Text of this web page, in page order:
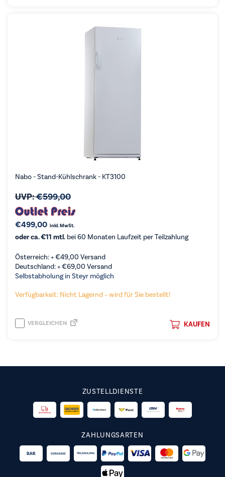
Nabo - Stand-Kühlschrank - KT3100
UVP:€599,00
€499,00 inkl. MwSt.
oder ca. €11 mtl. bei 60 Monaten Laufzeit per Teilzahlung
Österreich: +€49,00 Versand
Deutschland: +€69,00 Versand
Selbstabholung in Steyr möglich
Verfügbarkeit: Nicht Lagernd – wird für Sie bestellt!
KAUFEN
VERGLEICHEN
ZUSTELLDIENSTE
ZAHLUNGSARTEN